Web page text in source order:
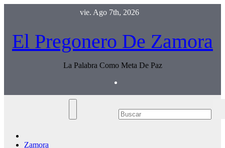
vie. Ago 7th, 2026
El Pregonero De Zamora
La Palabra Como Meta De Paz
Zamora